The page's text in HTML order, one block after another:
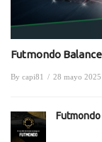
Futmondo
By capi81 / 28 mayo 2025